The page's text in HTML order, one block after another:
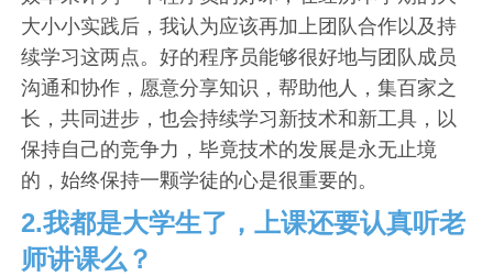
大小小实践后，我认为应该再加上团队合作以及持
续学习这两点。好的程序员能够很好地与团队成员
沟通和协作，愿意分享知识，帮助他人，集百家之
长，共同进步，也会持续学习新技术和新工具，以
保持自己的竞争力，毕竟技术的发展是永无止境
的，始终保持一颗学徒的心是很重要的。
2.我都是大学生了，上课还要认真听老
师讲课么？